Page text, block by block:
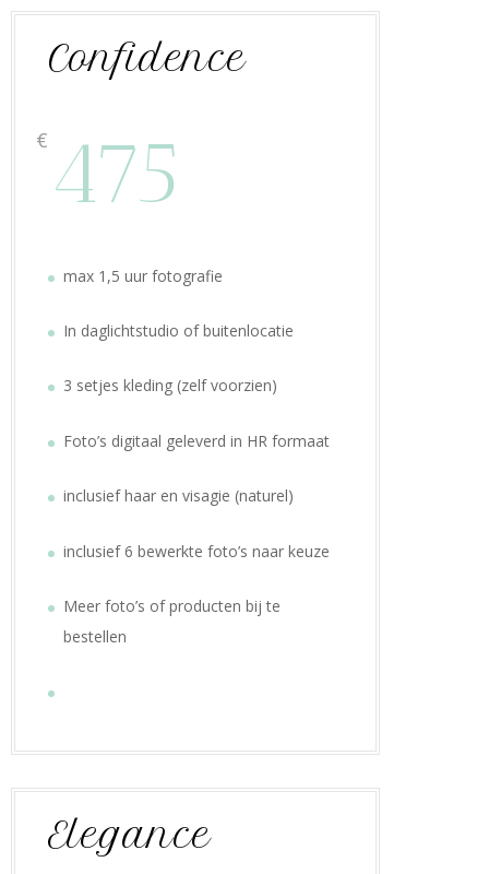
Confidence
€ 475
max 1,5 uur fotografie
In daglichtstudio of buitenlocatie
3 setjes kleding (zelf voorzien)
Foto’s digitaal geleverd in HR formaat
inclusief haar en visagie (naturel)
inclusief 6 bewerkte foto’s naar keuze
Meer foto’s of producten bij te
bestellen
Elegance